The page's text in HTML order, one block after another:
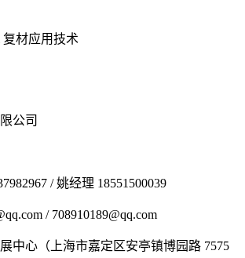
材应用技术
公司
/ 姚经理 18551500039
/ 708910189@qq.com
中心（上海市嘉定区安亭镇博园路 7575